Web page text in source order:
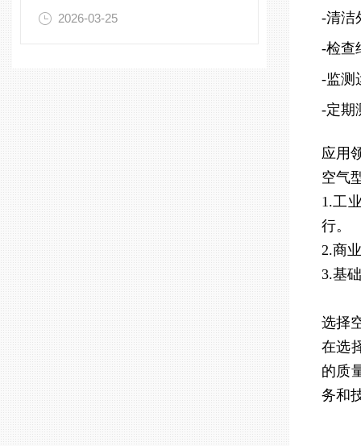
2026-03-25
-清洁
-检查
-监测
-定期
应用
空气
1.工
行。
2.商
3.基
选择
在选
的质
务和